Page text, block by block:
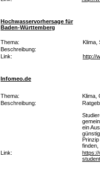
Hochwasservorhersage für
Baden-Württemberg
Thema:
Klima,
Beschreibung:
Link:
http://
Infomeo.de
Thema:
Klima,
Beschreibung:
ein
Link: